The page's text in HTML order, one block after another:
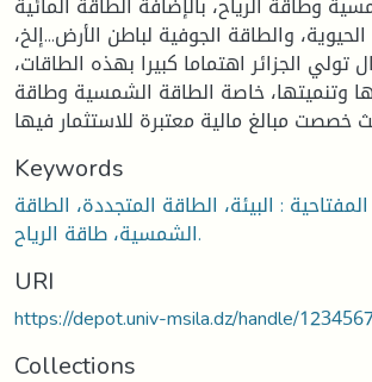
والطاقة الجوفية لباطن الأرض...إلخ،
الجزائر اهتماما كبيرا بهذه الطاقات،
وتنميتها، خاصة الطاقة الشمسية وطاقة
Keywords
: البيئة، الطاقة المتجددة، الطاقة
الشمسية، طاقة الرياح.
URI
https://depot.univ-msila.dz/handle/
Collections